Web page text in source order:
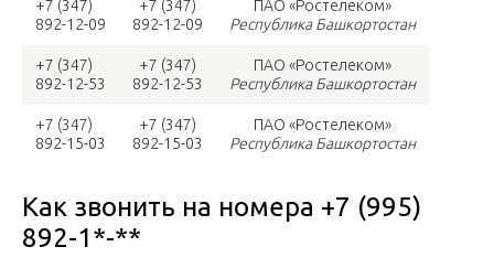
+7 (347)
892-12-09
+7 (347)
892-12-09
ПАО «Ростелеком»
Республика Башкортостан
+7 (347)
892-12-53
+7 (347)
892-12-53
ПАО «Ростелеком»
Республика Башкортостан
+7 (347)
892-15-03
+7 (347)
892-15-03
ПАО «Ростелеком»
Республика Башкортостан
Как звонить на номера +7 (995)
892-1*-**